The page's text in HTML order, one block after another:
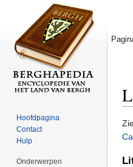
Hoofdpagina
Contact
Hulp
Onderwerpen